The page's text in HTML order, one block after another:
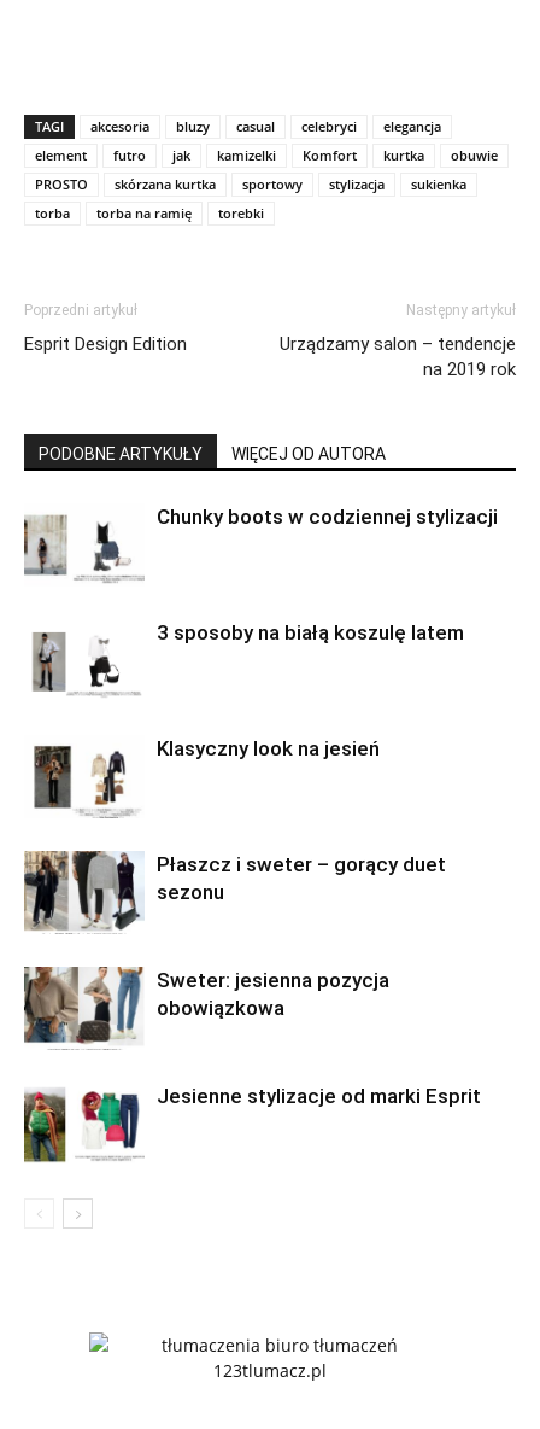
TAGI akcesoria bluzy casual celebryci
elegancja
element
futro jak kamizelki Komfort kurtka
obuwie
PROSTO
skórzana kurtka sportowy stylizacja
sukienka
torba
torba na ramię torebki
Poprzedni artykuł
Esprit Design Edition
Następny artykuł
Urządzamy salon – tendencje
na 2019 rok
PODOBNE ARTYKUŁY WIĘCEJ OD AUTORA
Chunky boots w codziennej stylizacji
3 sposoby na białą koszulę latem
Klasyczny look na jesień
Płaszcz i sweter – gorący duet
sezonu
Sweter: jesienna pozycja
obowiązkowa
Jesienne stylizacje od marki Esprit